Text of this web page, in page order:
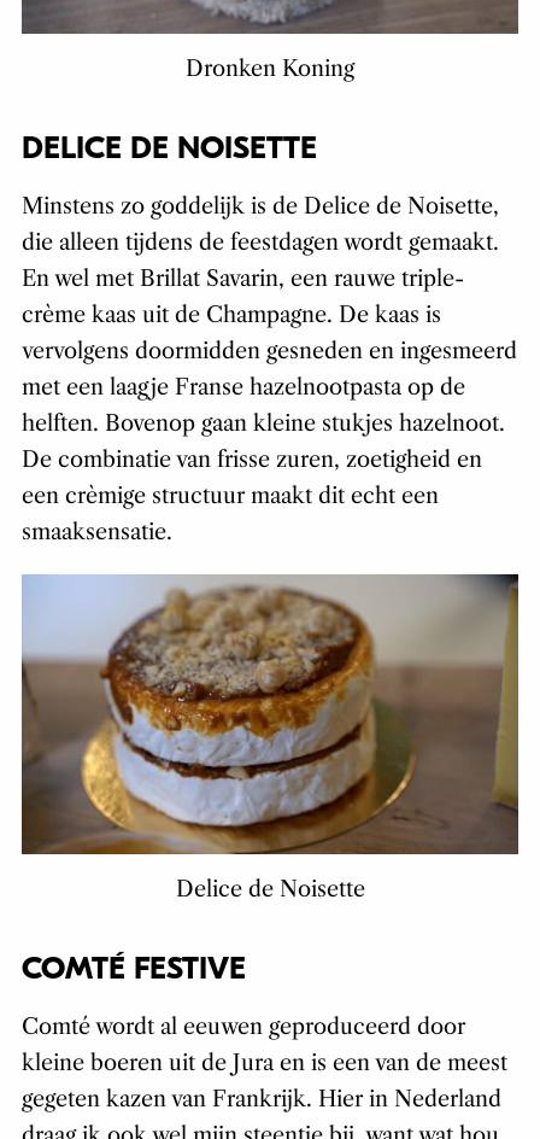
Dronken Koning
DELICE DE NOISETTE
Minstens zo goddelijk is de Delice de Noisette,
die alleen tijdens de feestdagen wordt gemaakt.
En wel met Brillat Savarin, een rauwe triple-
crème kaas uit de Champagne. De kaas is
vervolgens doormidden gesneden en ingesmeerd
met een laagje Franse hazelnootpasta op de
helften. Bovenop gaan kleine stukjes hazelnoot.
De combinatie van frisse zuren, zoetigheid en
een crèmige structuur maakt dit echt een
smaaksensatie.
Delice de Noisette
COMTÉ FESTIVE
Comté wordt al eeuwen geproduceerd door
kleine boeren uit de Jura en is een van de meest
gegeten kazen van Frankrijk. Hier in Nederland